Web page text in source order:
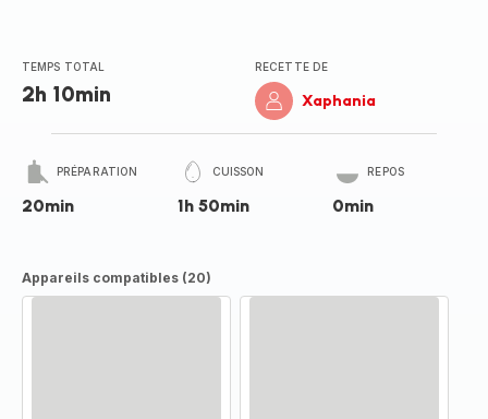
TEMPS TOTAL
2h 10min
RECETTE DE
Xaphania
PRÉPARATION
20min
CUISSON
1h 50min
REPOS
0min
Appareils compatibles (20)